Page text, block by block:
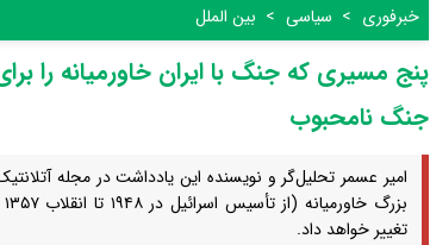
خبرفوری سیاسی بین الملل
پنج مسیری که جنگ با ایران خاورمیانه
جنگ نامحبوب
امیر عسمر تحلیل‌گر و نویسنده این یادداشت در مجله
تغییر خواهد داد.